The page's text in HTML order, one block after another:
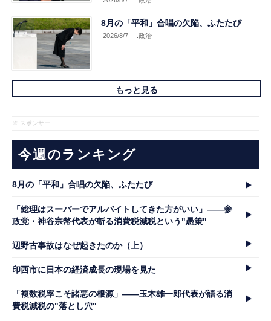
8月の「平和」合唱の欠陥、ふたたび
2026/8/7 .政治
もっと見る
※ スポンサー
今週のランキング
8月の「平和」合唱の欠陥、ふたたび
「総理はスーパーでアルバイトしてきた方がいい」――参
政党・神谷宗幣代表が斬る消費税減税という"愚策"
辺野古事故はなぜ起きたのか（上）
印西市に日本の経済成長の現場を見た
「複数税率こそ諸悪の根源」――玉木雄一郎代表が語る消
費税減税の"落とし穴"